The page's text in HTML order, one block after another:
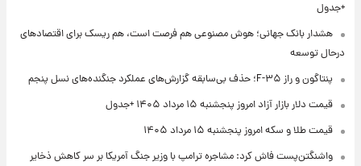
+جدول
هشدار بانک جهانی؛ هوش مصنوعی هم فرصت است، هم ریسک برای اقتصادهای
درحال توسعه
پنتاگون و راز F-۳۵؛ حذف بی‌سابقه گزارش‌های عملکرد جنگنده‌های نسل پنجم
قیمت دلار بازار آزاد امروز پنجشنبه ۱۵ مرداد ۱۴۰۵ +جدول
قیمت طلا و سکه امروز پنجشنبه ۱۵ مرداد ۱۴۰۵
واشنگتن‌پست فاش کرد: مشاجره ترامپ با وزیر جنگ آمریکا بر سر کاهش ذخایر